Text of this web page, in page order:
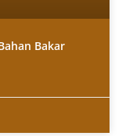
Bakar